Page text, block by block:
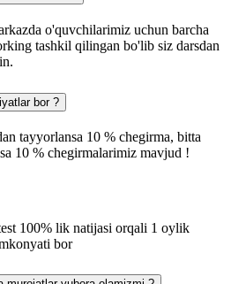
o'quvchilarimiz uchun barcha
tashkil qilingan bo'lib siz darsdan
bor ?
tayyorlansa 10 % chegirma, bitta
10 % chegirmalarimiz mavjud !
100% lik natijasi orqali 1 oylik
bor